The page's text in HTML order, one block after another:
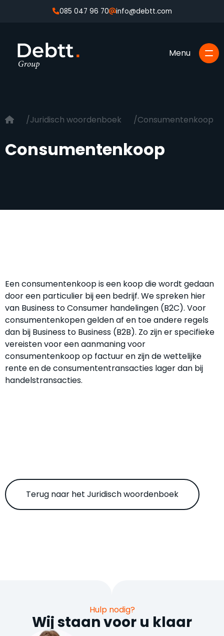
085 047 96 70 info@debtt.com
Juridisch woordenboek Consumentenkoop
Consumentenkoop
Een consumentenkoop is een koop die wordt gedaan
door een particulier bij een bedrijf. We spreken hier
van Business to Consumer handelingen (B2C). Voor
consumentenkopen gelden af en toe andere regels
dan bij Business to Business (B2B). Zo zijn er specifieke
vereisten voor een aanmaning voor
consumentenkoop op factuur en zijn de wettelijke
rente en de consumententransacties lager dan bij
handelstransacties.
Terug naar het Juridisch woordenboek
Hulp nodig?
Wij staan voor u klaar